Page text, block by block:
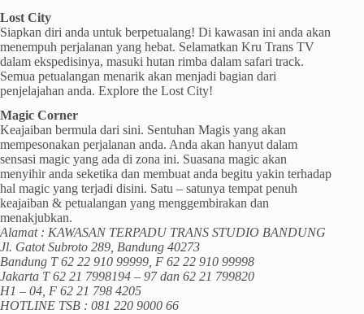
Lost City
Siapkan diri anda untuk berpetualang! Di kawasan ini anda akan
menempuh perjalanan yang hebat. Selamatkan Kru Trans TV
dalam ekspedisinya, masuki hutan rimba dalam safari track.
Semua petualangan menarik akan menjadi bagian dari
penjelajahan anda. Explore the Lost City!
Magic Corner
Keajaiban bermula dari sini. Sentuhan Magis yang akan
mempesonakan perjalanan anda. Anda akan hanyut dalam
sensasi magic yang ada di zona ini. Suasana magic akan
menyihir anda seketika dan membuat anda begitu yakin terhadap
hal magic yang terjadi disini. Satu – satunya tempat penuh
keajaiban & petualangan yang menggembirakan dan
menakjubkan.
Alamat : KAWASAN TERPADU TRANS STUDIO BANDUNG
Jl. Gatot Subroto 289, Bandung 40273
Bandung T 62 22 910 99999, F 62 22 910 99998
Jakarta T 62 21 7998194 – 97 dan 62 21 799820
H1 – 04, F 62 21 798 4205
HOTLINE TSB : 081 220 9000 66